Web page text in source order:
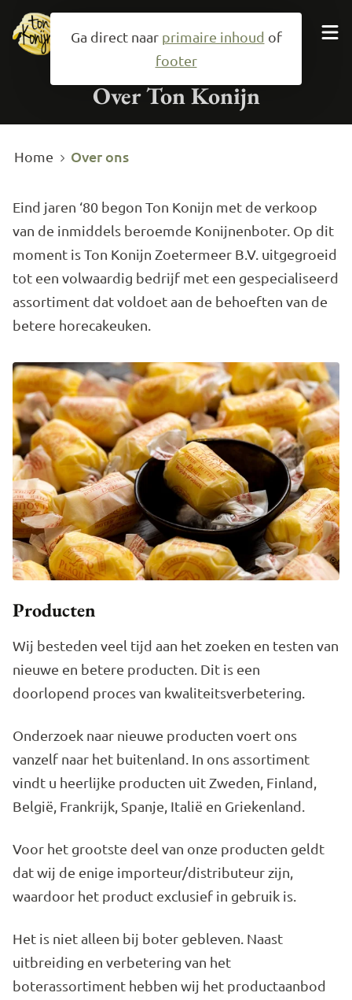
Ga direct naar primaire inhoud of
footer
Producten
Specialiteiten
Over ons
Over Ton Konijn
Home Over ons
Eind jaren ‘80 begon Ton Konijn met de verkoop
van de inmiddels beroemde Konijnenboter. Op dit
moment is Ton Konijn Zoetermeer B.V. uitgegroeid
tot een volwaardig bedrijf met een gespecialiseerd
assortiment dat voldoet aan de behoeften van de
betere horecakeuken.
Producten
Wij besteden veel tijd aan het zoeken en testen van
nieuwe en betere producten. Dit is een
doorlopend proces van kwaliteitsverbetering.
Onderzoek naar nieuwe producten voert ons
vanzelf naar het buitenland. In ons assortiment
vindt u heerlijke producten uit Zweden, Finland,
België, Frankrijk, Spanje, Italië en Griekenland.
Voor het grootste deel van onze producten geldt
dat wij de enige importeur/distributeur zijn,
waardoor het product exclusief in gebruik is.
Het is niet alleen bij boter gebleven. Naast
uitbreiding en verbetering van het
boterassortiment hebben wij het productaanbod